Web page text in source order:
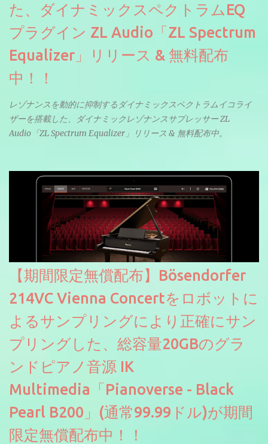
た、ダイナミックスペクトラムEQ
プラグイン ZL Audio「ZL Spectrum
Equalizer」リリース & 無料配布
中！！
レゾナンスを動的に抑制するダイナミックスペクトラムイコライ
ザーを搭載した、ダイナミックレゾナンスサプレッサー ZL
Audio「ZL Spectrum Equalizer」リリース & 無料配布中。
【期間限定無償配布】Bösendorfer
214VC Vienna Concertをロボットに
よるサンプリングにより正確にサン
プリングした、総容量20GBのグラ
ンドピアノ音源 IK
Multimedia「Pianoverse - Black
Pearl B200」(通常99.99ドル)が期間
限定無償配布中！！